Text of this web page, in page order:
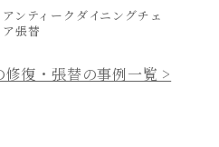
アンティークダイニングチェ
ア張替
修復・張替の事例一覧 >